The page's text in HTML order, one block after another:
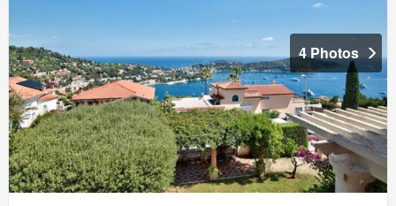
4 Photos